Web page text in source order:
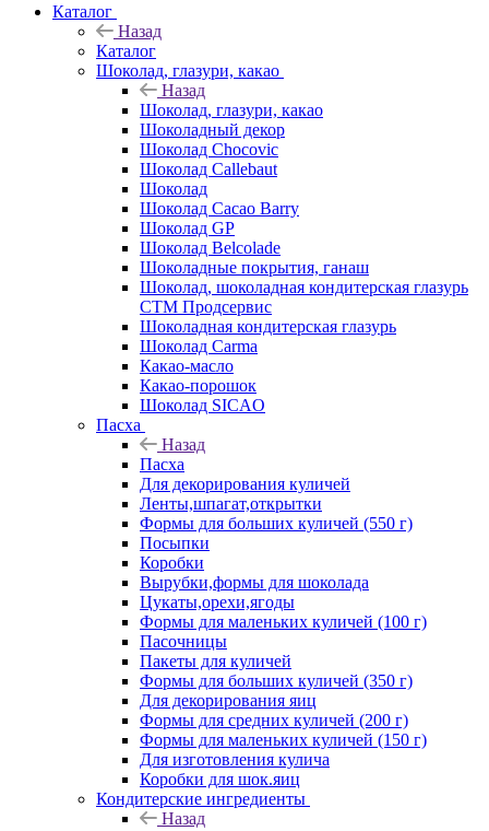
Каталог
Назад
Каталог
Шоколад, глазури, какао
Назад
Шоколад, глазури, какао
Шоколадный декор
Шоколад Chocovic
Шоколад Callebaut
Шоколад
Шоколад Cacao Barry
Шоколад GP
Шоколад Belcolade
Шоколадные покрытия, ганаш
Шоколад, шоколадная кондитерская глазурь
СТМ Продсервис
Шоколадная кондитерская глазурь
Шоколад Carma
Какао-масло
Какао-порошок
Шоколад SICAO
Пасха
Назад
Пасха
Для декорирования куличей
Ленты,шпагат,открытки
Формы для больших куличей (550 г)
Посыпки
Коробки
Вырубки,формы для шоколада
Цукаты,орехи,ягоды
Формы для маленьких куличей (100 г)
Пасочницы
Пакеты для куличей
Формы для больших куличей (350 г)
Для декорирования яиц
Формы для средних куличей (200 г)
Формы для маленьких куличей (150 г)
Для изготовления кулича
Коробки для шок.яиц
Кондитерские ингредиенты
Назад